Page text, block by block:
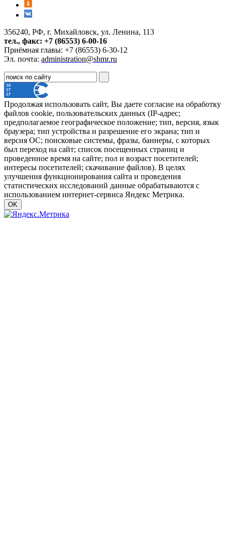
356240, РФ, г. Михайловск, ул. Ленина, 113
тел., факс: +7 (86553) 6-00-16
Приёмная главы: +7 (86553) 6-30-12
Эл. почта: administration@shmr.ru
Продолжая использовать сайт, Вы даете согласие на обработку
файлов cookie, пользовательских данных (IP-адрес;
предполагаемое географическое положение; тип, версия, язык
браузера; тип устройства и разрешение его экрана; тип и
версия ОС; поисковые системы, фразы, баннеры, с которых
был переход на сайт; список посещенных страниц и
проведенное время на сайте; пол и возраст посетителей;
интересы посетителей; скачивание файлов). В целях
улучшения функционирования сайта и проведения
статистических исследований данные обрабатываются с
использованием интернет-сервиса Яндекс Метрика.
OK